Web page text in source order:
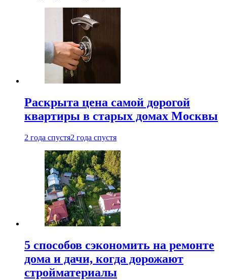
Раскрыта цена самой дорогой
квартиры в старых домах Москвы
2 года спустя2 года спустя
5 способов сэкономить на ремонте
дома и дачи, когда дорожают
стройматериалы